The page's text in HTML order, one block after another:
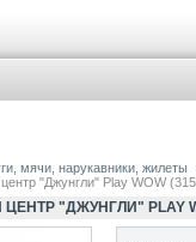
мячи, нарукавники, жилеты
"Джунгли" Play WOW
"ДЖУНГЛИ" PLAY